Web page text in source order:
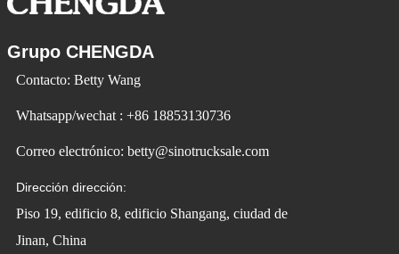
Grupo CHENGDA
Contacto: Betty Wang
Whatsapp/wechat : +86 18853130736
Correo electrónico: betty@sinotrucksale.com
Dirección dirección:
Piso 19, edificio 8, edificio Shangang, ciudad de
Jinan, China